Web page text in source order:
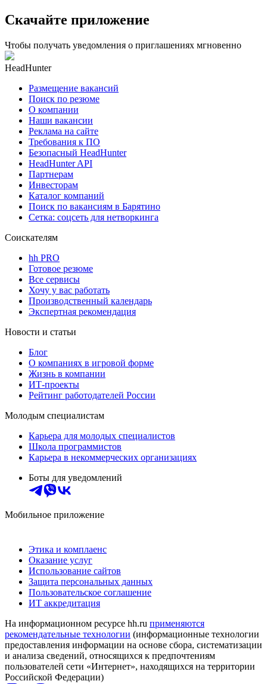
Скачайте приложение
Чтобы получать уведомления о приглашениях мгновенно
HeadHunter
Размещение вакансий
Поиск по резюме
О компании
Наши вакансии
Реклама на сайте
Требования к ПО
Безопасный HeadHunter
HeadHunter API
Партнерам
Инвесторам
Каталог компаний
Поиск по вакансиям в Барятино
Сетка: соцсеть для нетворкинга
Соискателям
hh PRO
Готовое резюме
Все сервисы
Хочу у вас работать
Производственный календарь
Экспертная рекомендация
Новости и статьи
Блог
О компаниях в игровой форме
Жизнь в компании
ИТ-проекты
Рейтинг работодателей России
Молодым специалистам
Карьера для молодых специалистов
Школа программистов
Карьера в некоммерческих организациях
Боты для уведомлений
Мобильное приложение
Этика и комплаенс
Оказание услуг
Использование сайтов
Защита персональных данных
Пользовательское соглашение
ИТ аккредитация
На информационном ресурсе hh.ru применяются
рекомендательные технологии (информационные технологии
предоставления информации на основе сбора, систематизации
и анализа сведений, относящихся к предпочтениям
пользователей сети «Интернет», находящихся на территории
Российской Федерации)